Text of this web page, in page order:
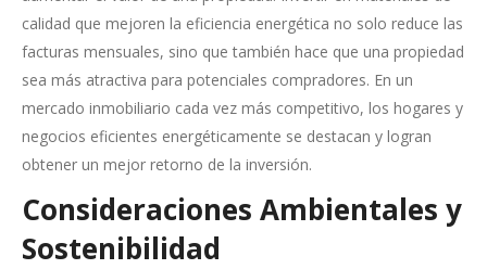
calidad que mejoren la eficiencia energética no solo reduce las
facturas mensuales, sino que también hace que una propiedad
sea más atractiva para potenciales compradores. En un
mercado inmobiliario cada vez más competitivo, los hogares y
negocios eficientes energéticamente se destacan y logran
obtener un mejor retorno de la inversión.
Consideraciones Ambientales y
Sostenibilidad